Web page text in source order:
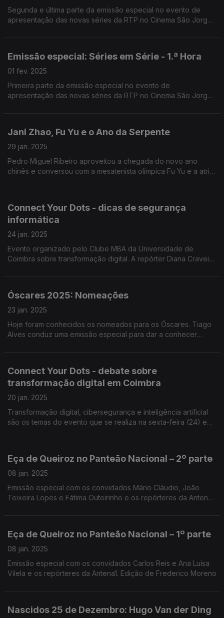
Segunda e última parte da emissão especial no evento de
apresentação das novas séries da RTP no Cinema São Jorge
Emissão especial: Séries em Série - 1.ª Hora
01 fev. 2025
Primeira parte da emissão especial no evento de
apresentação das novas séries da RTP no Cinema São Jorge
Jani Zhao, Fu Yu e o Ano da Serpente
29 jan. 2025
Pedro Miguel Ribeiro aproveitou a chegada do novo ano
chinês e conversou com a mesatenista olímpica Fu Yu e a atriz
Connect Your Dots - dicas de segurança
informática
24 jan. 2025
Evento organizado pelo Clube MBA da Universidade de
Coimbra sobre transformação digital. A repórter Diana Craveiro
Óscares 2025: Nomeações
23 jan. 2025
Hoje foram conhecidos os nomeados para os Óscares. Tiago
Alves conduz uma emissão especial para dar a conhecer
Connect Your Dots - debate sobre
transformação digital em Coimbra
20 jan. 2025
Transformação digital, cibersegurança e inteligência artificial
são os temas do evento que se realiza na sexta-feira (24) em
Eça de Queiroz no Panteão Nacional – 2º parte
08 jan. 2025
Emissão especial com os convidados Mário Cláudio, João
Teixeira Lopes e Fátima Outeirinho e os repórteres da Antena1.
Eça de Queiroz no Panteão Nacional – 1º parte
08 jan. 2025
Emissão especial com os convidados Carlos Reis e Ana Luísa
Vilela e os repórteres da Antena1. Edição de Frederico Moreno
Nascidos 25 de Dezembro: Hugo Van der Ding